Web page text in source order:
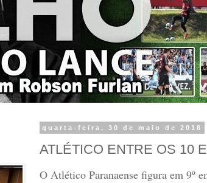
quarta-feira, 30 de maio de 2018
ATLÉTICO ENTRE OS 10
O Atlético Paranaense figura em 9º